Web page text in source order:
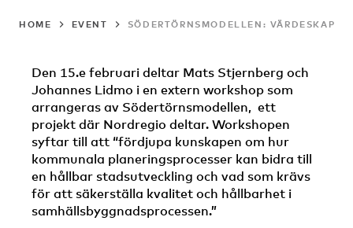
HOME EVENT SÖDERTÖRNSMODELLEN:
Den 15.e februari deltar Mats Stjernberg och
Johannes Lidmo i en extern workshop som
arrangeras av Södertörnsmodellen, ett
projekt där Nordregio deltar. Workshopen
syftar till att “fördjupa kunskapen om hur
kommunala planeringsprocesser kan bidra till
en hållbar stadsutveckling och vad som krävs
för att säkerställa kvalitet och hållbarhet i
samhällsbyggnadsprocessen.”